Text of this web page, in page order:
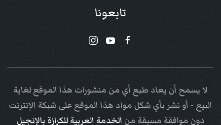
تابعونا
لا يسمح أن يعاد طبع أي من منشورات هذا الموقع لغاية
البيع - أو نشر بأي شكل مواد هذا الموقع على شبكة الإنترنت
دون موافقة مسبقة من الخدمة العربية للكرازة بالإنجيل